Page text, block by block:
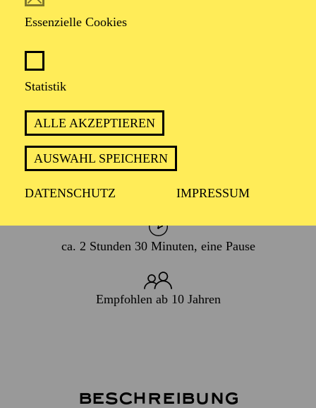
Essenzielle Cookies
Statistik
ALLE AKZEPTIEREN
AUSWAHL SPEICHERN
DATENSCHUTZ IMPRESSUM
EINE ZEITREISE IN DIE "SWINGING
BEATLES BIS DRAFI DEUTSCHER
PREMIERE
08. Februar 2020
WIEDERAUFNAHME
06. September 2025
ca. 2 Stunden 30 Minuten, eine Pause
Empfohlen ab 10 Jahren
Beschreibung